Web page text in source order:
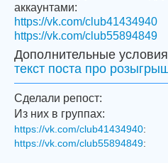
аккаунтами:
https://vk.com/club41434940
https://vk.com/club55894849
Дополнительные
текст поста про
Сделали репост:
Из них в группах:
https://vk.com/club41434940:
https://vk.com/club55894849: